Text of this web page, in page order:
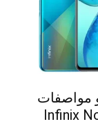
مواصفات
Infinix